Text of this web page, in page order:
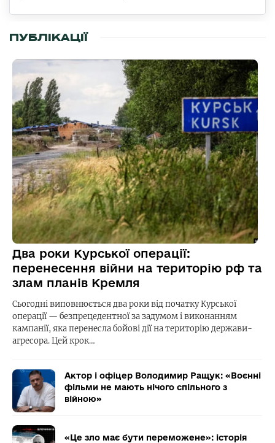
ПУБЛІКАЦІЇ
Два роки Курської операції:
перенесення війни на територію рф та
злам планів Кремля
Сьогодні виповнюється два роки від початку Курської
операції — безпрецедентної за задумом і виконанням
кампанії, яка перенесла бойові дії на територію держави-
агресора. Цей крок…
Актор і офіцер Володимир Ращук: «Воєнні
фільми не мають нічого спільного з
війною»
«Це зло має бути переможене»: історія